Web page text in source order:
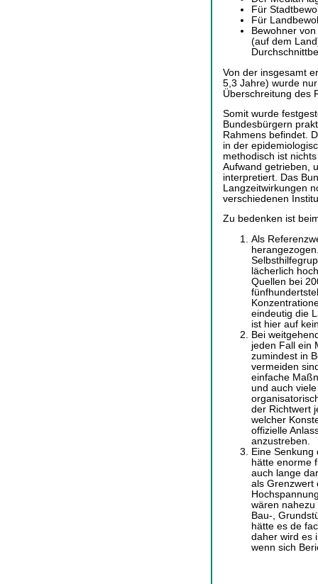
Für
Für
Bewohner
(auf dem
Von der insgesamt
5,3 Jahre) wurde
Überschreitung des
Somit wurde
Bundesbürgern
Rahmens befindet.
in der
methodisch ist
Aufwand getrieben,
interpretiert. Das
Langzeitwirkungen
verschiedenen
Zu bedenken ist
Als
lächerlich
Quellen bei
eindeutig die
ist hier auf
Bei
jeden Fall ein
zumindest in
vermeiden
einfache
und auch
der Richtwert
welcher
offizielle
anzustreben.
Eine Senkung
hätte enorme
auch lange
als Grenzwert
wären nahezu
Bau-,
hätte es de
daher wird es
wenn sich